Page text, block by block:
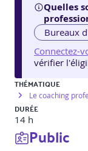
Quelles
Bureaux
Connectez-
vérifier
THÉMATIQUE
Le coaching
DURÉE
14 h
Public